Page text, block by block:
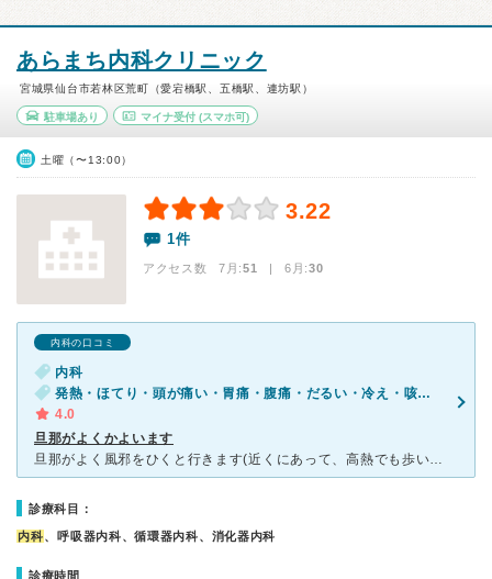
あらまち内科クリニック
宮城県仙台市若林区荒町（愛宕橋駅、五橋駅、連坊駅）
駐車場あり マイナ受付(スマホ可)
土曜（〜13:00）
3.22
1件
アクセス数 7月:51 | 6月:30
内科の口コミ
内科
発熱・ほてり・頭が痛い・胃痛・腹痛・だるい・冷え・咳（セキ）・喉が痛い・食欲不振・体調不良
4.0
旦那がよくかよいます
旦那がよく風邪をひくと行きます(近くにあって、高熱でも歩いて自力で行ける範囲にある)。同じ建物内に1階に薬局、2階に歯医者と耳鼻咽喉科、3階にこのあらまち内科クリニックがあります。薬剤師さんと内科の先
診療科目：
内科、呼吸器内科、循環器内科、消化器内科
診療時間